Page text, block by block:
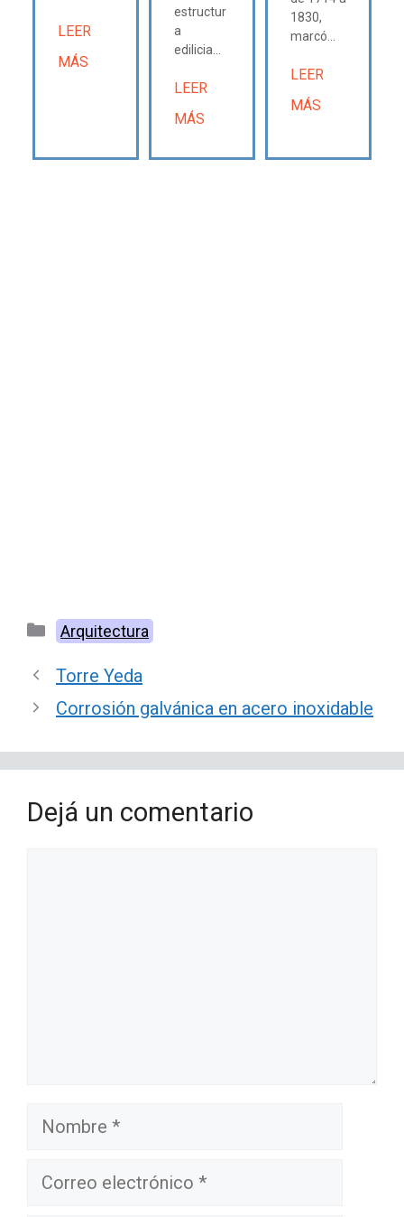
LEER
MÁS
estructur
a
edilicia...
LEER
MÁS
1830,
marcó...
LEER
MÁS
Categorías
Arquitectura
Torre Yeda
Corrosión galvánica en acero inoxidable
Dejá un comentario
Nombre
Correo